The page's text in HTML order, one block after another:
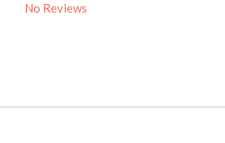
No Reviews